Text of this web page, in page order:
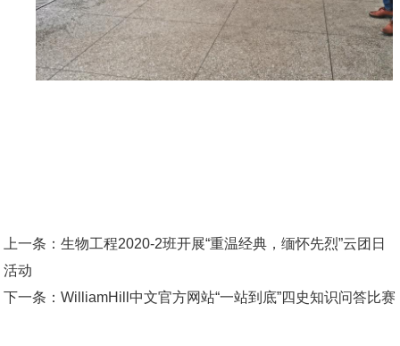
上一条：生物工程2020-2班开展“重温经典，缅怀先烈”云团日
活动
下一条：WilliamHill中文官方网站“一站到底”四史知识问答比赛